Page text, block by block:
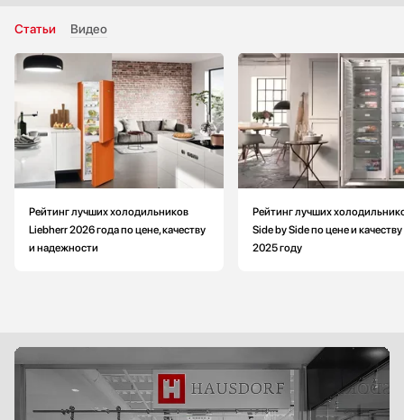
Расположение морозильной камеры: сверху
Индикация открытой двери: световая и звуковая
Цвет: темно-серый
Статьи Видео
Рейтинг лучших холодильников
Liebherr 2026 года по цене, качеству
и надежности
Рейтинг лучших
Side by Side по цене и качеству
2025 году